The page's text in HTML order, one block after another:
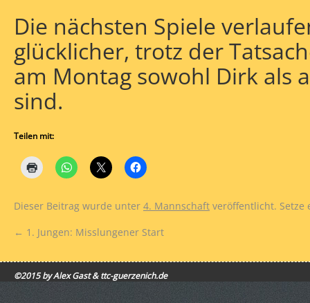
Die nächsten Spiele
glücklicher, trotz der
am Montag sowohl Dirk als
sind.
Teilen mit:
Dieser Beitrag wurde unter 4. Mannschaft veröffentlicht. Setze
← 1. Jungen: Misslungener Start
©2015 by Alex Gast & ttc-guerzenich.de